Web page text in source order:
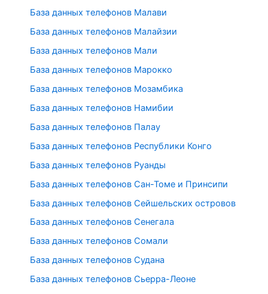
База данных телефонов Малави
База данных телефонов Малайзии
База данных телефонов Мали
База данных телефонов Марокко
База данных телефонов Мозамбика
База данных телефонов Намибии
База данных телефонов Палау
База данных телефонов Республики Конго
База данных телефонов Руанды
База данных телефонов Сан-Томе и Принсипи
База данных телефонов Сейшельских островов
База данных телефонов Сенегала
База данных телефонов Сомали
База данных телефонов Судана
База данных телефонов Сьерра-Леоне